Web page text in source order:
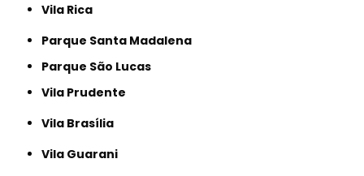
Vila Rica
Parque Santa Madalena
Parque São Lucas
Vila Prudente
Vila Brasília
Vila Guarani